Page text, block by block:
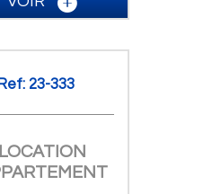
Ref: 23-333
LOCATION